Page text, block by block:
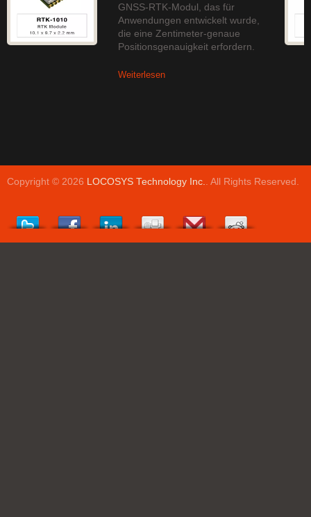
GNSS-RTK-Modul, das für
Anwendungen entwickelt wurde,
die eine Zentimeter-genaue
Positionsgenauigkeit erfordern.
Weiterlesen
Copyright © 2026 LOCOSYS Technology Inc. . All Rights Reserved.